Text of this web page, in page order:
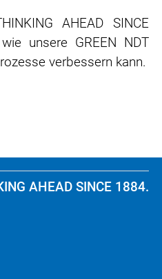
AHEAD SINCE
unsere GREEN NDT
verbessern kann.
AHEAD SINCE 1884.